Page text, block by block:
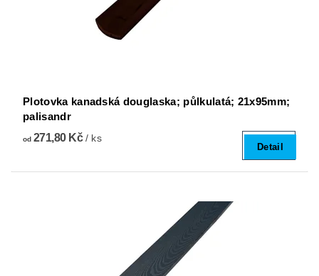
Plotovka kanadská douglaska; půlkulatá; 21x95mm;
palisandr
od271,80 Kč/ ks
Detail